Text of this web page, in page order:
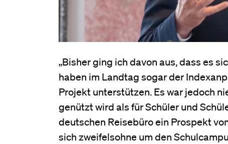
„Bisher ging ich davon aus, dass es
haben im Landtag sogar der
Projekt unterstützen. Es war jedoch
genützt wird als für Schüler und
deutschen Reisebüro ein Prospekt
sich zweifelsohne um den